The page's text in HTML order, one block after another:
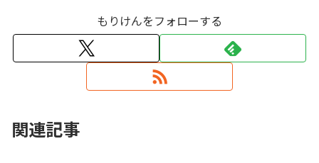
もりけんをフォローする
関連記事